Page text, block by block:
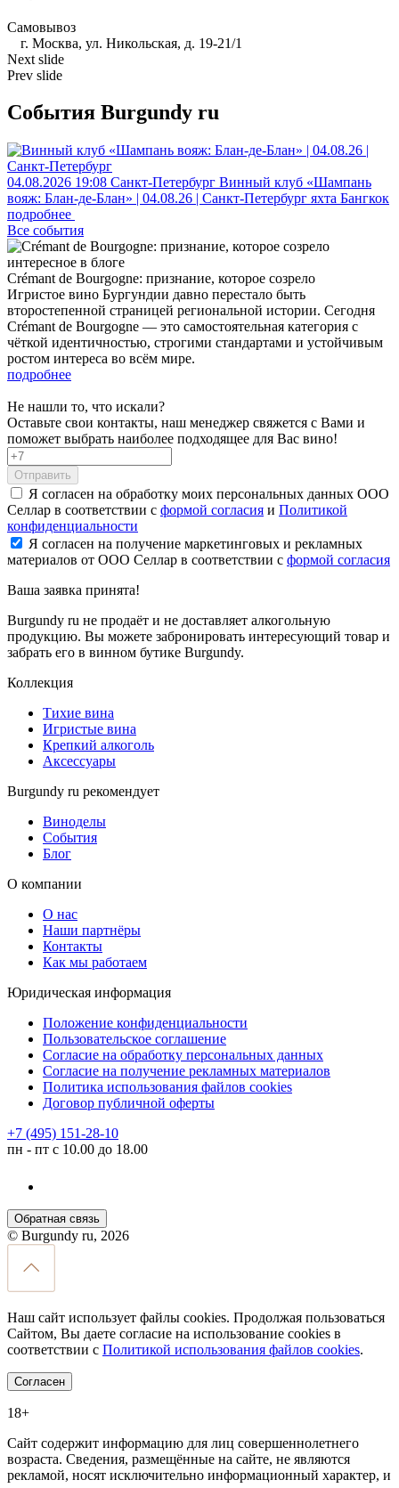
Самовывоз
г. Москва, ул. Никольская, д. 19-21/1
Next slide
Prev slide
События Burgundy ru
04.08.2026 19:08 Санкт-Петербург Винный клуб «Шампань
вояж: Блан-де-Блан» | 04.08.26 | Санкт-Петербург яхта Бангкок
подробнее
Все события
интересное в блоге
Crémant de Bourgogne: признание, которое созрело
Игристое вино Бургундии давно перестало быть
второстепенной страницей региональной истории. Сегодня
Crémant de Bourgogne — это самостоятельная категория с
чёткой идентичностью, строгими стандартами и устойчивым
ростом интереса во всём мире.
подробнее
Не нашли то, что искали?
Оставьте свои контакты, наш менеджер свяжется с Вами и
поможет выбрать наиболее подходящее для Вас вино!
Отправить
Я согласен на обработку моих персональных данных ООО
Селлар в соответствии с формой согласия и Политикой
конфиденциальности
Я согласен на получение маркетинговых и рекламных
материалов от ООО Селлар в соответствии с формой согласия
Ваша заявка принята!
Burgundy ru не продаёт и не доставляет алкогольную
продукцию. Вы можете забронировать интересующий товар и
забрать его в винном бутике Burgundy.
Коллекция
Тихие вина
Игристые вина
Крепкий алкоголь
Аксессуары
Burgundy ru рекомендует
Виноделы
События
Блог
О компании
О нас
Наши партнёры
Контакты
Как мы работаем
Юридическая информация
Положение конфиденциальности
Пользовательское соглашение
Согласие на обработку персональных данных
Согласие на получение рекламных материалов
Политика использования файлов cookies
Договор публичной оферты
+7 (495) 151-28-10
пн - пт с 10.00 до 18.00
Обратная связь
© Burgundy ru, 2026
Наш сайт использует файлы cookies. Продолжая пользоваться
Сайтом, Вы даете согласие на использование cookies в
соответствии с Политикой использования файлов cookies.
Согласен
18+
Сайт содержит информацию для лиц совершеннолетнего
возраста. Сведения, размещённые на сайте, не являются
рекламой, носят исключительно информационный характер, и